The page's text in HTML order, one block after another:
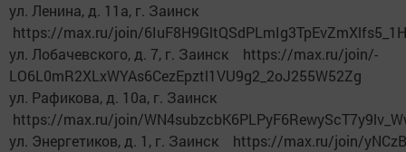
ул. Ленина, д. 11а, г. Заинск
https://max.ru/join/
ул. Лобачевского, д. 7, г. Заинск https://max.ru/join/-
LO6L0mR2XLxWYAs6CezEpztl1VU9g2_2oJ255W52Zg
ул. Рафикова, д. 10а, г. Заинск
https://max.ru/join/
ул. Энергетиков, д. 1, г. Заинск https://max.ru/join/